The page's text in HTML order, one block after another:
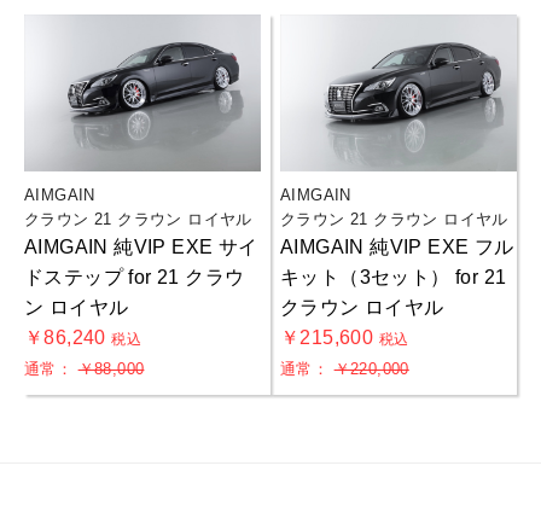
AIMGAIN
クラウン 21 クラウン ロイヤル
AIMGAIN 純VIP EXE サイ
ドステップ for 21 クラウ
ン ロイヤル
￥86,240税込
通常：￥88,000
AIMGAIN
クラウン 21 クラウン ロイヤル
AIMGAIN 純VIP EXE フル
キット（3セット） for 21
クラウン ロイヤル
￥215,600 税込
通常：￥220,000